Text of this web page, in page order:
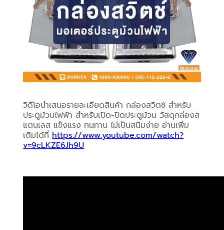
วิดีโอนำเสนอรายละเอียดสินค้า กล่องสวิตช์ สำหรับ
ประตูม้วนไฟฟ้า สำหรับเปิด-ปิดประตูม้วน วัสดุกล่องส
แตนเลส แข็งแรง ทนทาน ไม่เป็นสนิมง่าย อ่านเพิ่ม
เติมได้ที่ https://www.youtube.com/watch?
v=9cLKZE6Jh9U